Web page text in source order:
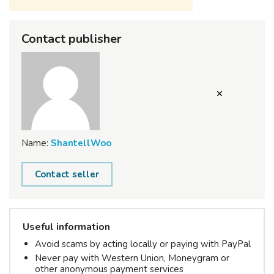
Contact publisher
Name: ShantellWoo
Contact seller
Useful information
Avoid scams by acting locally or paying with PayPal
Never pay with Western Union, Moneygram or
other anonymous payment services